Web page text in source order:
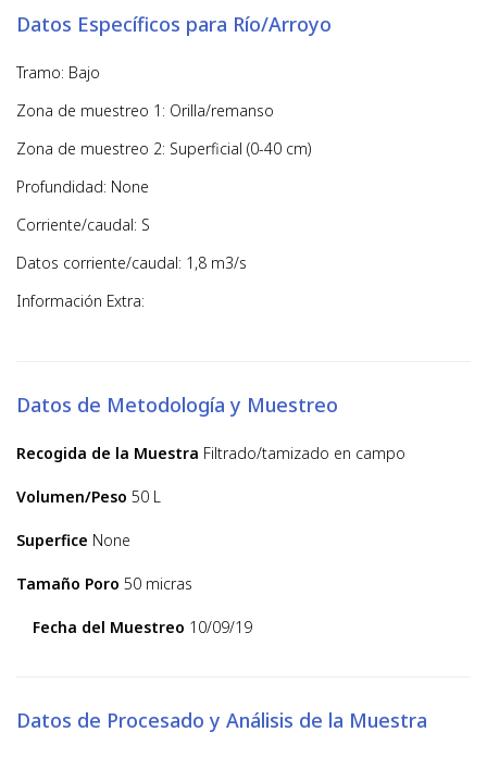
Datos Específicos para Río/Arroyo
Tramo: Bajo
Zona de muestreo 1: Orilla/remanso
Zona de muestreo 2: Superficial (0-40 cm)
Profundidad: None
Corriente/caudal: S
Datos corriente/caudal: 1,8 m3/s
Información Extra:
Datos de Metodología y Muestreo
Recogida de la Muestra Filtrado/tamizado en campo
Volumen/Peso 50 L
Superfice None
Tamaño Poro 50 micras
Fecha del Muestreo 10/09/19
Datos de Procesado y Análisis de la Muestra